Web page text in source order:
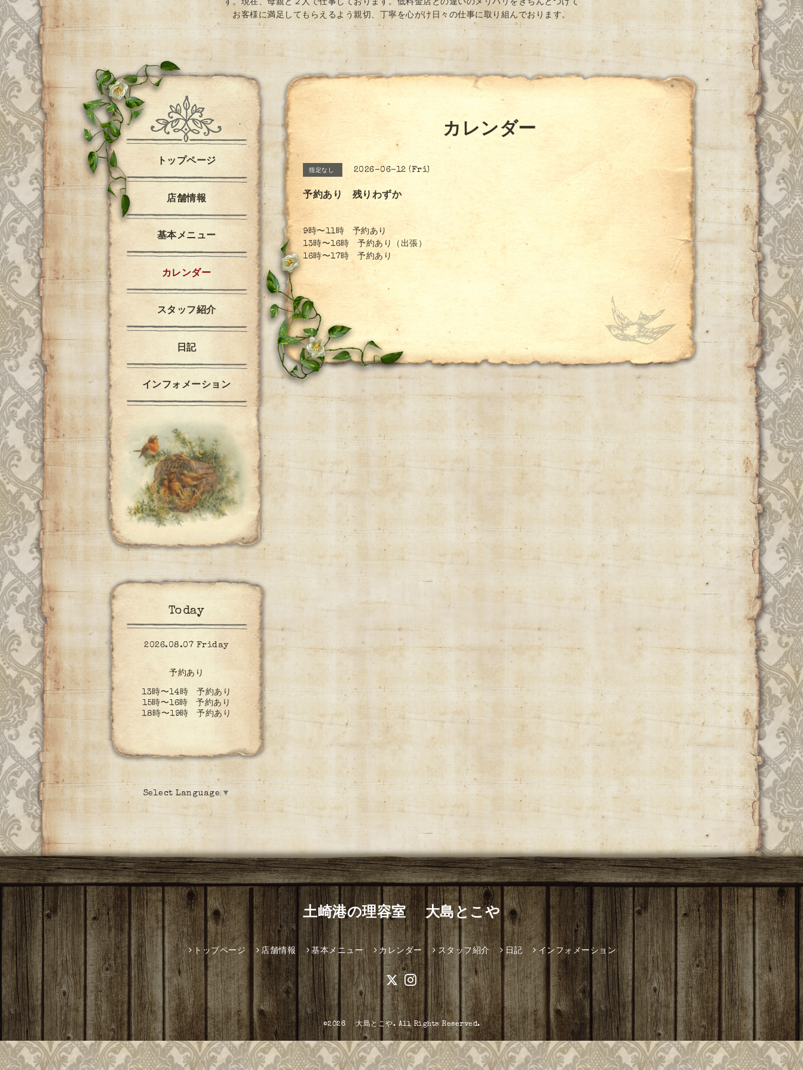
す。現在、母親と２人で仕事しております。低料金店との違いのメリハリをきちんとつけて
お客様に満足してもらえるよう親切、丁寧を心がけ日々の仕事に取り組んでおります。
カレンダー
指定なし 2026-06-12 (Fri)
予約あり 残りわずか
9時〜11時 予約あり
13時〜16時 予約あり（出張）
16時〜17時 予約あり
トップページ
店舗情報
基本メニュー
カレンダー
スタッフ紹介
日記
インフォメーション
Today
2026.08.07 Friday
予約あり
13時〜14時 予約あり
15時〜16時 予約あり
18時〜19時 予約あり
Select Language ▼
土崎港の理容室 大島とこや
トップページ 店舗情報 基本メニュー カレンダー スタッフ紹介 日記 インフォメーション
©2026大島とこや. All Rights Reserved.